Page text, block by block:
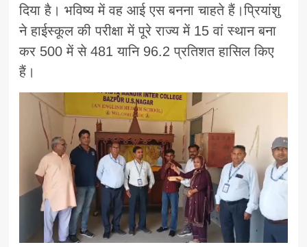
दिया है। भविष्य में वह आई एस बनना चाहते हैं।प्रियांशु
ने हाईस्कूल की परीक्षा में पूरे राज्य में 15 वां स्थान बना
कर 500 में से 481 यानि 96.2 प्रतिशत हासिल किए
हैं।